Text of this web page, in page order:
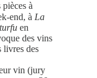
à
end, à La
en
des vins
livres des
vin (jury